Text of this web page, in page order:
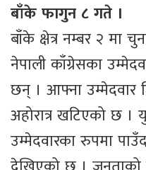
बाँके फागुन ८ गते ।
बाँके क्षेत्र नम्बर २ मा
नेपाली काँग्रेसका
छन् । आफ्ना उम्मेदवार
अहोरात्र खटिएको छ ।
उम्मेदवारका रुपमा